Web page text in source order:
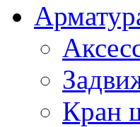
Кран